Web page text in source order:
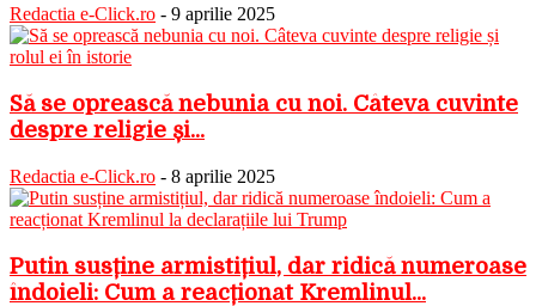
Redactia e-Click.ro - 9 aprilie 2025
Să se oprească nebunia cu noi. Câteva cuvinte
despre religie și...
Redactia e-Click.ro - 8 aprilie 2025
Putin susține armistițiul, dar ridică numeroase
îndoieli: Cum a reacționat Kremlinul...